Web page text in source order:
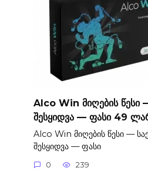
Alco Win მიღების წესი
შესყიდვა — ფასი 49
Alco Win მიღების წესი —
შესყიდვა — ფასი
0 239